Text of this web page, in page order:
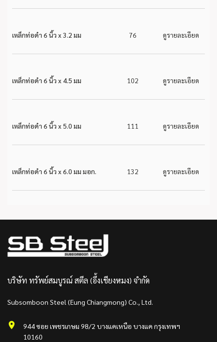
เหล็กท่อดำ 6 นิ้ว x 3.2 มม 76 ดูรายละเอียด
เหล็กท่อดำ 6 นิ้ว x 4.5 มม 102 ดูรายละเอียด
เหล็กท่อดำ 6 นิ้ว x 5.0 มม 111 ดูรายละเอียด
เหล็กท่อดำ 6 นิ้ว x 6.0 มม มอก. 132 ดูรายละเอียด
บริษัท ทรัพย์สมบูรณ์ สตีล (อึ้งเชียงหมง) จำกัด
Subsomboon Steel (Eung Chiangmong) Co., Ltd.
944 ซอย เพชรเกษม 98/2 บางแคเหนือ บางแค กรุงเทพฯ
10160